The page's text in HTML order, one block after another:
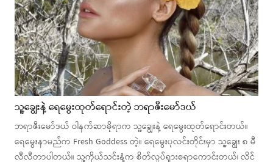
သူ့ချွေးနဲ့ ရေမွေးထုတ်ရောင်းတဲ့ ဘရာဇီးမော်ဒယ်
ဘရာဇီးမော်ဒယ် ဝါနက်ဆာမိုရာက သူ့ချွေးနဲ့ ရေမွေးထုတ်ရောင်းတယ်။
ရေမွေးနာမည်က Fresh Goddess တဲ့။ ရေမွေးပုလင်းတိုင်းမှာ သူ့ချွေး ၈ မီ
လီလီတာပါတယ်။ သူ့ကိုယ်သင်းနံ့က စိတ်လှုပ်ရှားစရာကောင်းတယ်၊ လိင်